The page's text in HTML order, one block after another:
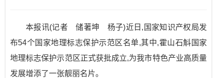
本报讯(记者 储著坤 杨子)近日,国家知识产权局发
布54个国家地理标志保护示范区名单,其中,霍山石斛国家
地理标志保护示范区正式获批成立,为我市特色产业高质量
发展增添了一张靓丽名片。